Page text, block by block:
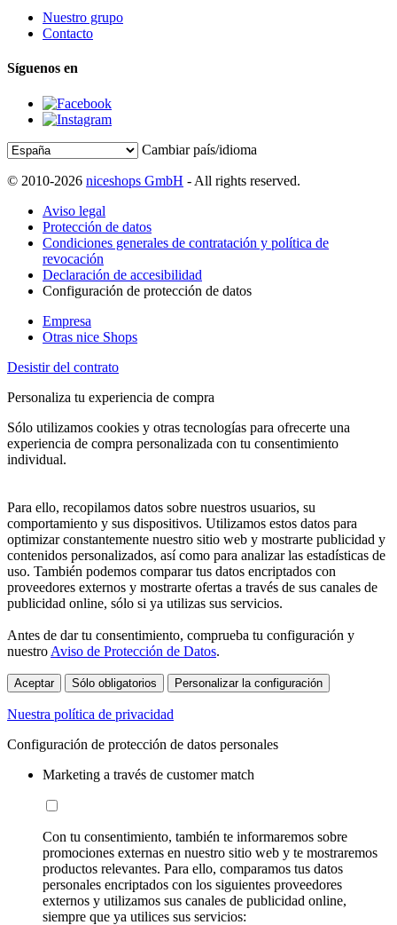
Nuestro grupo
Contacto
Síguenos en
Cambiar país/idioma
© 2010-2026 niceshops GmbH - All rights reserved.
Aviso legal
Protección de datos
Condiciones generales de contratación y política de
revocación
Declaración de accesibilidad
Configuración de protección de datos
Empresa
Otras nice Shops
Desistir del contrato
Personaliza tu experiencia de compra
Sólo utilizamos cookies y otras tecnologías para ofrecerte una
experiencia de compra personalizada con tu consentimiento
individual.
Para ello, recopilamos datos sobre nuestros usuarios, su
comportamiento y sus dispositivos. Utilizamos estos datos para
optimizar constantemente nuestro sitio web y mostrarte publicidad y
contenidos personalizados, así como para analizar las estadísticas de
uso. También podemos comparar tus datos encriptados con
proveedores externos y mostrarte ofertas a través de sus canales de
publicidad online, sólo si ya utilizas sus servicios.
Antes de dar tu consentimiento, comprueba tu configuración y
nuestro Aviso de Protección de Datos.
Aceptar Sólo obligatorios Personalizar la configuración
Nuestra política de privacidad
Configuración de protección de datos personales
Marketing a través de customer match
Con tu consentimiento, también te informaremos sobre
promociones externas en nuestro sitio web y te mostraremos
productos relevantes. Para ello, comparamos tus datos
personales encriptados con los siguientes proveedores
externos y utilizamos sus canales de publicidad online,
siempre que ya utilices sus servicios: